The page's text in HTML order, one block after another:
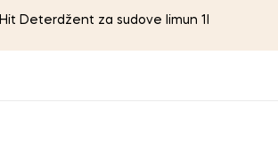
Hit Deterdžent za sudove limun 1l